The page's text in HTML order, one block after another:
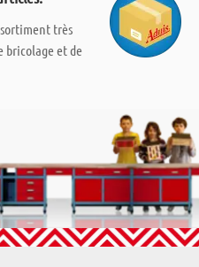
très
bricolage et de